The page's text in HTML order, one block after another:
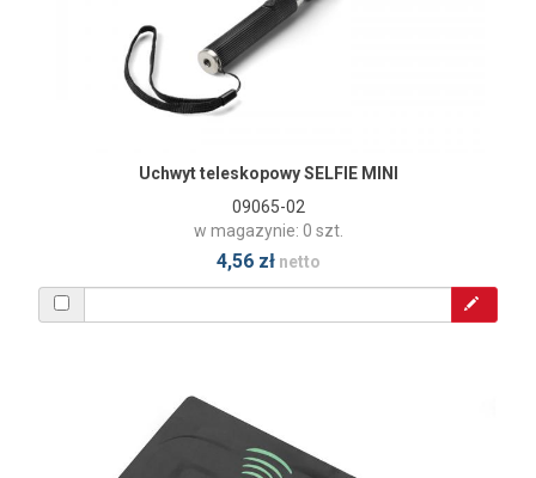
Uchwyt teleskopowy SELFIE MINI
09065-02
w magazynie: 0 szt.
4,56 złnetto